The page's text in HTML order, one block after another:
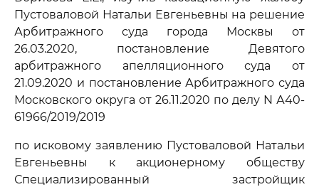
Пустоваловой Натальи Евгеньевны на решение
Арбитражного суда города Москвы от
26.03.2020, постановление Девятого
арбитражного апелляционного суда от
21.09.2020 и постановление Арбитражного суда
Московского округа от 26.11.2020 по делу N А40-
61966/2019/2019
по исковому заявлению Пустоваловой Натальи
Евгеньевны к акционерному обществу
Специализированный застройщик